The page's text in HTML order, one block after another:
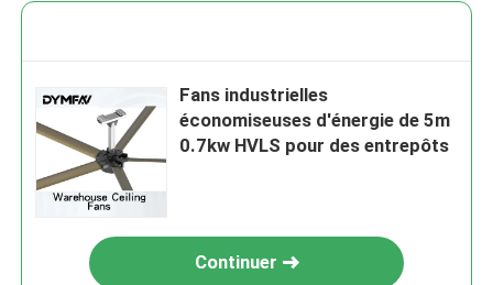
Fans industrielles
économiseuses d'énergie de 5m
0.7kw HVLS pour des entrepôts
Continuer